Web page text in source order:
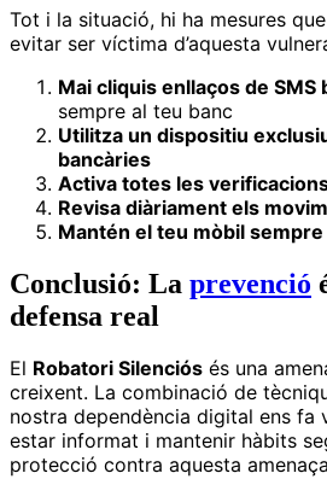
Tot i la situació, hi ha mesures
evitar ser víctima d’aquesta
Mai cliquis enllaços de SMS
sempre al teu banc
Utilitza un dispositiu
bancàries
Activa totes les
Revisa diàriament els
Mantén el teu mòbil
Conclusió: La prevenció
defensa real
El Robatori Silenciós és una
creixent. La combinació de
nostra dependència digital ens fa
estar informat i mantenir hàbits
protecció contra aquesta